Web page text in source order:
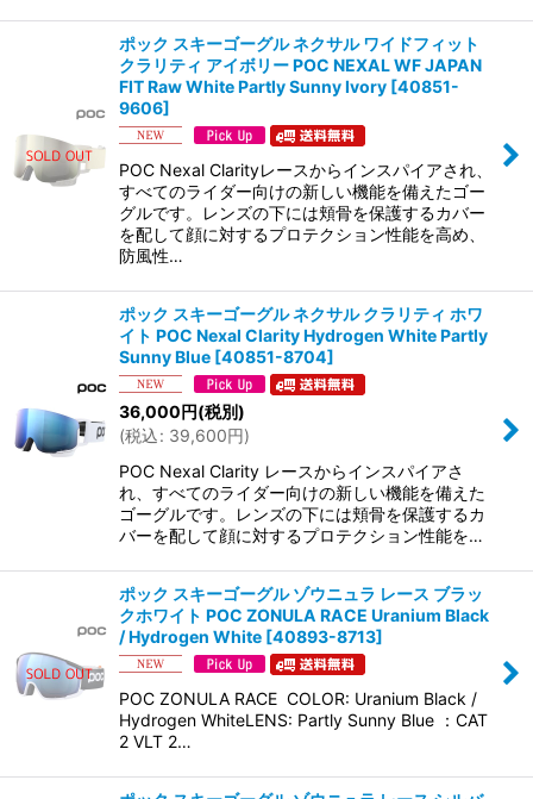
ポック スキーゴーグル ネクサル ワイドフィット
クラリティ アイボリー POC NEXAL WF JAPAN
FIT Raw White Partly Sunny Ivory [40851-
9606]
POC Nexal Clarityレースからインスパイアされ、
すべてのライダー向けの新しい機能を備えたゴー
グルです。レンズの下には頬骨を保護するカバー
を配して顔に対するプロテクション性能を高め、
防風性…
ポック スキーゴーグル ネクサル クラリティ ホワ
イト POC Nexal Clarity Hydrogen White Partly
Sunny Blue [40851-8704]
36,000円(税別)
(税込: 39,600円)
POC Nexal Clarity レースからインスパイアさ
れ、すべてのライダー向けの新しい機能を備えた
ゴーグルです。レンズの下には頬骨を保護するカ
バーを配して顔に対するプロテクション性能を…
ポック スキーゴーグル ゾウニュラ レース ブラッ
クホワイト POC ZONULA RACE Uranium Black
/ Hydrogen White [40893-8713]
POC ZONULA RACE COLOR: Uranium Black /
Hydrogen WhiteLENS: Partly Sunny Blue ：CAT
2 VLT 2…